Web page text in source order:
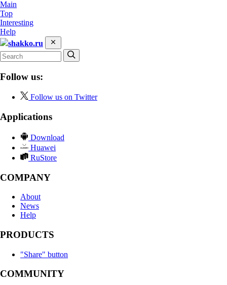
Main
Top
Interesting
Help
shakko.ru
Follow us:
Follow us on Twitter
Applications
Download
Huawei
RuStore
COMPANY
About
News
Help
PRODUCTS
"Share" button
COMMUNITY